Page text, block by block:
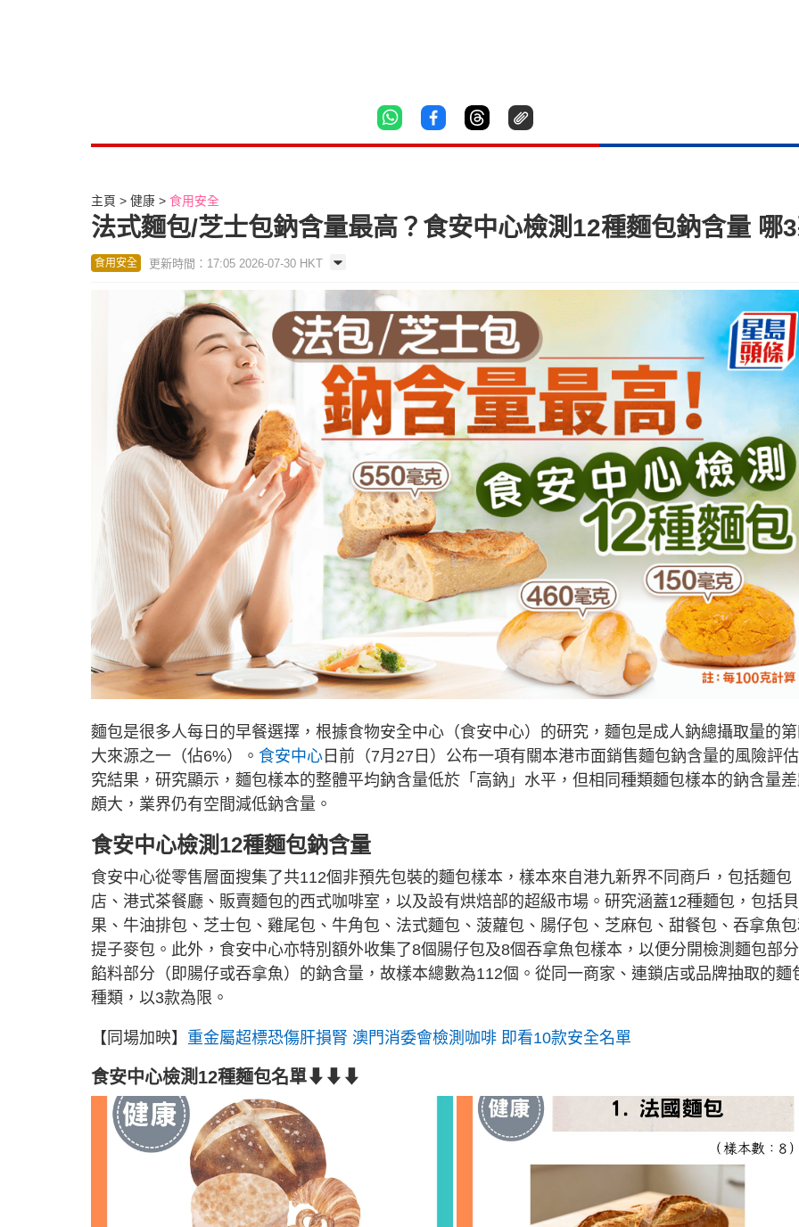
主頁 健康 食用安全
法式麵包/芝士包鈉含量最高？食安中心檢測12種麵包鈉含量 哪
食用安全 更新時間：17:05 2026-07-30 HKT
麵包是很多人每日的早餐選擇，根據食物安全中心（食安中心）的研究，麵包是成人鈉總攝取量的
大來源之一（佔6%）。 食安中心 日前（7月27日）公布一項有關本港市面銷售麵包鈉含量的風險評
究結果，研究顯示，麵包樣本的整體平均鈉含量低於「高鈉」水平，但相同種類麵包樣本的鈉含量
頗大，業界仍有空間減低鈉含量。
食安中心檢測12種麵包鈉含量
食安中心從零售層面搜集了共112個非預先包裝的麵包樣本，樣本來自港九新界不同商戶，包括麵包
店、港式茶餐廳、販賣麵包的西式咖啡室，以及設有烘焙部的超級市場。研究涵蓋12種麵包，包括貝
果、牛油排包、芝士包、雞尾包、牛角包、法式麵包、菠蘿包、腸仔包、芝麻包、甜餐包、吞拿魚
提子麥包。此外，食安中心亦特別額外收集了8個腸仔包及8個吞拿魚包樣本，以便分開檢測麵包部
餡料部分（即腸仔或吞拿魚）的鈉含量，故樣本總數為112個。從同一商家、連鎖店或品牌抽取的麵
種類，以3款為限。
【同場加映】 重金屬超標恐傷肝損腎 澳門消委會檢測咖啡 即看10款安全名單
食安中心檢測12種麵包名單⬇⬇⬇